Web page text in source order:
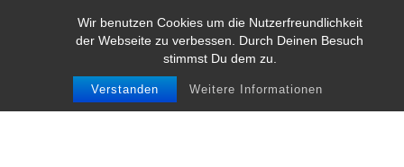
Wir benutzen Cookies um die Nutzerfreundlichkeit
der Webseite zu verbessen. Durch Deinen Besuch
stimmst Du dem zu.
Verstanden Weitere Informationen
MENU